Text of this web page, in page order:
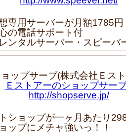
専用サーバーが月額1785円
の電話サポート付
ンタルサーバー・スピーバ
ョップサーブ(株式会社Ｅス
Ｅストアーのショップサー
http://shopserve.jp/
ショップが一ヶ月あたり
ップにメチャ強いっ！！